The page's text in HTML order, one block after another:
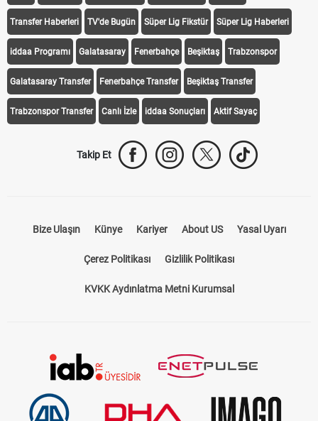
Transfer Haberleri TV'de Bugün Süper Lig Fikstür Süper Lig Haberleri
iddaa Programı Galatasaray Fenerbahçe Beşiktaş Trabzonspor
Galatasaray Transfer Fenerbahçe Transfer Beşiktaş Transfer
Trabzonspor Transfer Canlı İzle iddaa Sonuçları Aktif Sayaç
Takip Et
Bize Ulaşın Künye Kariyer About US Yasal Uyarı
Çerez Politikası Gizlilik Politikası
KVKK Aydınlatma Metni Kurumsal